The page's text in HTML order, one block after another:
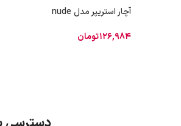
آچار استریپر مدل nude
126,984تومان